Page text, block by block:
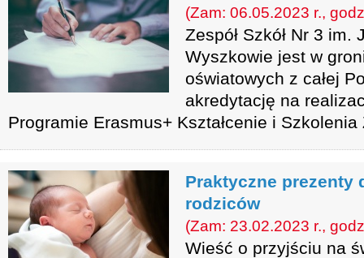
(Zam: 06.05.2023 r.,
Zespół Szkół Nr 3
Wyszkowie jest w
oświatowych z całej
akredytację na
Programie Erasmus+ Kształcenie i Szkolenia
Praktyczne prezenty
rodziców
(Zam: 23.02.2023 r.,
Wieść o przyjściu na